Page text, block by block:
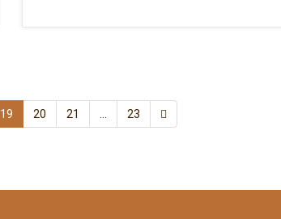
19 20 21 … 23